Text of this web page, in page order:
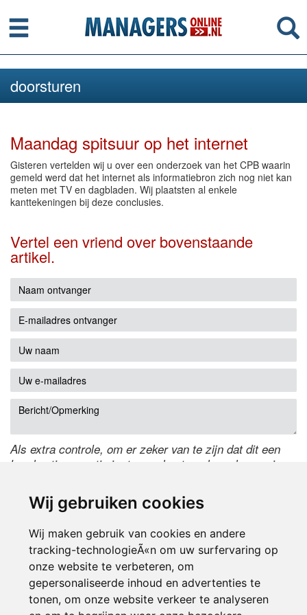
Wij gebruiken cookies
Wij maken gebruik van cookies en andere
tracking-technologieÃ«n om uw surfervaring op
onze website te verbeteren, om
gepersonaliseerde inhoud en advertenties te
tonen, om onze website verkeer te analyseren
Menu
doorsturen
Maandag spitsuur op het internet
Gisteren vertelden wij u over een onderzoek van het CPB waarin
gemeld werd dat het internet als informatiebron zich nog niet kan
meten met TV en dagbladen. Wij plaatsten al enkele
kanttekeningen bij deze conclusies.
Vertel een vriend over bovenstaande
artikel.
Als extra controle, om er zeker van te zijn dat dit een
handmatige reactie is, typ onderstaande code over in
de code te wijzigen.